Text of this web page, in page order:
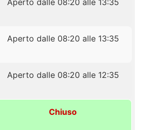
Aperto dalle 08:20 alle 13:35
Aperto dalle 08:20 alle 13:35
Aperto dalle 08:20 alle 12:35
Chiuso